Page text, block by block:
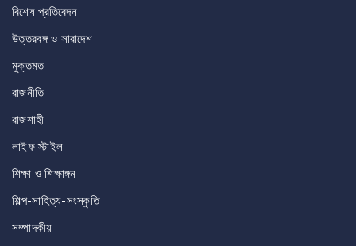
বিশেষ প্রতিবেদন
উত্তরবঙ্গ ও সারাদেশ
মুক্তমত
রাজনীতি
রাজশাহী
লাইফ স্টাইল
শিক্ষা ও শিক্ষাঙ্গন
শিল্প-সাহিত্য-সংস্কৃতি
সম্পাদকীয়